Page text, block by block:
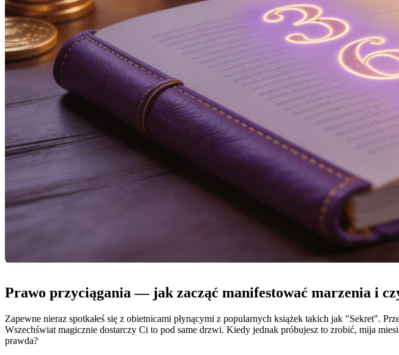
Prawo przyciągania — jak zacząć manifestować marzenia i
Zapewne nieraz spotkałeś się z obietnicami płynącymi z popularnych książek takich jak "Sekret".
Wszechświat magicznie dostarczy Ci to pod same drzwi. Kiedy jednak próbujesz to zrobić, mija
prawda?